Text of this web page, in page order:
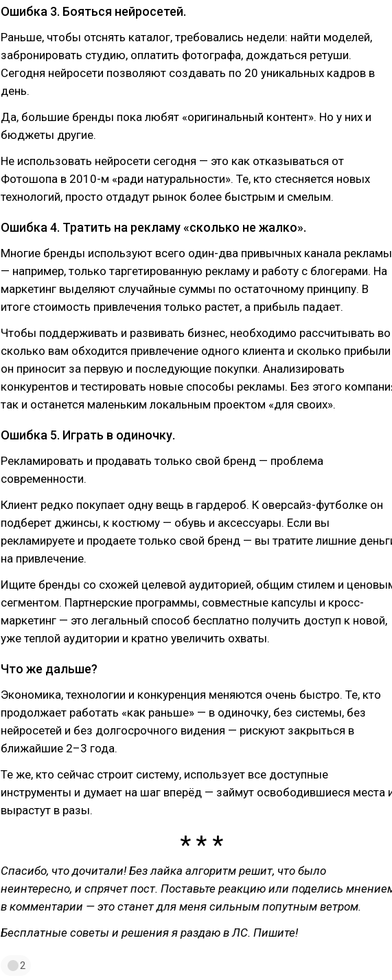
Ошибка 3. Бояться нейросетей.
Раньше, чтобы отснять каталог, требовались недели: найти моделей,
забронировать студию, оплатить фотографа, дождаться ретуши.
Сегодня нейросети позволяют создавать по 20 уникальных кадров в
день.
Да, большие бренды пока любят «оригинальный контент». Но у них и
бюджеты другие.
Не использовать нейросети сегодня — это как отказываться от
Фотошопа в 2010-м «ради натуральности». Те, кто стесняется новых
технологий, просто отдадут рынок более быстрым и смелым.
Ошибка 4. Тратить на рекламу «сколько не жалко».
Многие бренды используют всего один-два привычных канала рекламы
— например, только таргетированную рекламу и работу с блогерами. На
маркетинг выделяют случайные суммы по остаточному принципу. В
итоге стоимость привлечения только растет, а прибыль падает.
Чтобы поддерживать и развивать бизнес, необходимо рассчитывать во
сколько вам обходится привлечение одного клиента и сколько прибыли
он приносит за первую и последующие покупки. Анализировать
конкурентов и тестировать новые способы рекламы. Без этого
так и останется маленьким локальным проектом «для своих».
Ошибка 5. Играть в одиночку.
Рекламировать и продавать только свой бренд — проблема
современности.
Клиент редко покупает одну вещь в гардероб. К оверсайз-футболке он
подберет джинсы, к костюму — обувь и аксессуары. Если вы
рекламируете и продаете только свой бренд — вы тратите лишние
на привлечение.
Ищите бренды со схожей целевой аудиторией, общим стилем и
сегментом. Партнерские программы, совместные капсулы и кросс-
маркетинг — это легальный способ бесплатно получить доступ к новой,
уже теплой аудитории и кратно увеличить охваты.
Что же дальше?
Экономика, технологии и конкуренция меняются очень быстро. Те, кто
продолжает работать «как раньше» — в одиночку, без системы, без
нейросетей и без долгосрочного видения — рискуют закрыться в
ближайшие 2–3 года.
Те же, кто сейчас строит систему, использует все доступные
инструменты и думает на шаг вперёд — займут освободившиеся места
вырастут в разы.
Спасибо, что дочитали! Без лайка алгоритм решит, что было
неинтересно, и спрячет пост. Поставьте реакцию или поделись
в комментарии — это станет для меня сильным попутным ветром.
Бесплатные советы и решения я раздаю в ЛС. Пишите!
2